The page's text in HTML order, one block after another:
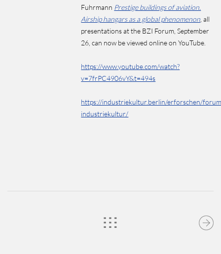
Fuhrmann Prestige buildings of aviation.
Airship hangars as a global phenomenon , all
presentations at the BZI Forum, September
26, can now be viewed online on YouTube.
https://www.youtube.com/watch?
v=7frPC4906vY&t=494s
https://industriekultur.berlin/erforschen/
industriekultur/